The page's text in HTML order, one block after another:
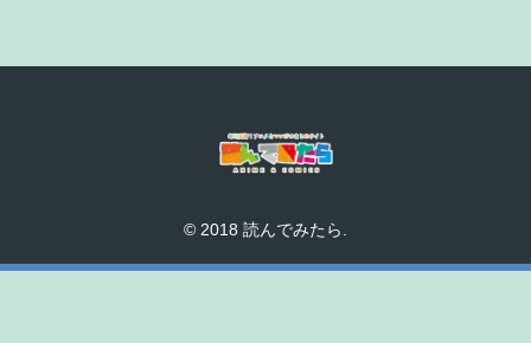
© 2018 読んでみたら.